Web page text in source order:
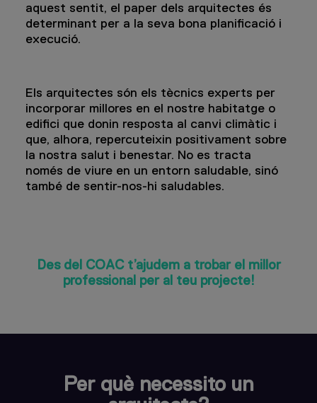
aquest sentit, el paper dels arquitectes és
determinant per a la seva bona planificació i
execució.
Els arquitectes són els tècnics experts per
incorporar millores en el nostre habitatge o
edifici que donin resposta al canvi climàtic i
que, alhora, repercuteixin positivament sobre
la nostra salut i benestar. No es tracta
només de viure en un entorn saludable, sinó
també de sentir-nos-hi saludables.
Des del COAC t’ajudem a trobar el millor
professional per al teu projecte!
Per què necessito un